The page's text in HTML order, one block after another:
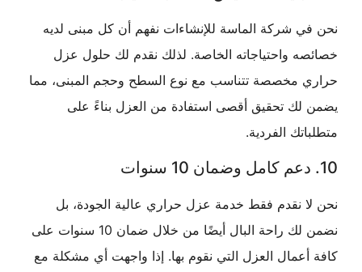
شركة الماسة للإنشاءات نفهم أن كل مبنى لديه
واحتياجاته الخاصة. لذلك نقدم لك حلول عزل
مخصصة تتناسب مع نوع السطح وحجم المبنى، مما
تحقيق أقصى استفادة من العزل بناءً على
الفردية.
نقدم فقط خدمة عزل حراري عالية الجودة، بل
نضمن لك راحة البال أيضًا من خلال ضمان 10 سنوات على
العزل التي نقوم بها. إذا واجهت أي مشكلة مع